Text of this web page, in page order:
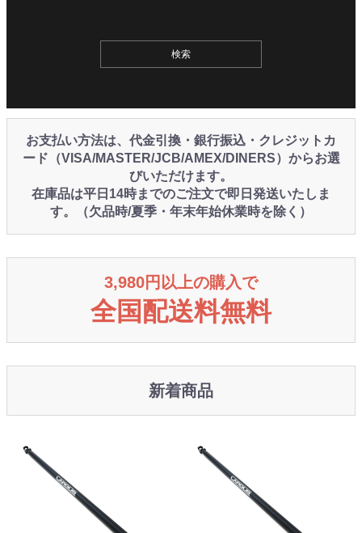
お支払い方法は、代金引換・銀行振込・クレジットカ
ード（VISA/MASTER/JCB/AMEX/DINERS）からお選
びいただけます。
在庫品は平日14時までのご注文で即日発送いたしま
す。（欠品時/夏季・年末年始休業時を除く）
3,980円以上の購入で
全国配送料無料
新着商品